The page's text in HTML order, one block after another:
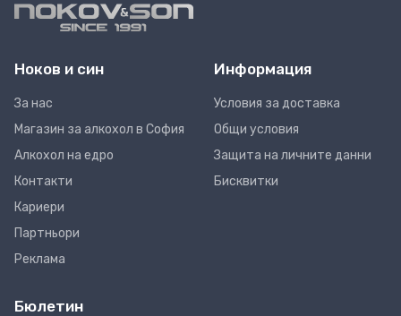
Ноков и син
За нас
Магазин за алкохол в София
Алкохол на едро
Контакти
Кариери
Партньори
Реклама
Информация
Условия за доставка
Общи условия
Защита на личните данни
Бисквитки
Бюлетин